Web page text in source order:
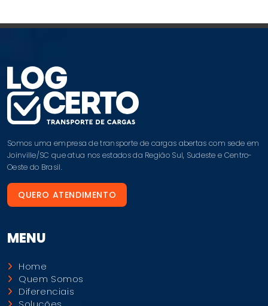
Somos uma empresa de transporte de cargas abertas com sede em
Joinville/SC que atua nos estados da Região Sul, Sudeste e Centro-
Oeste do Brasil.
QUERO ATENDIMENTO
MENU
Home
Quem Somos
Diferenciais